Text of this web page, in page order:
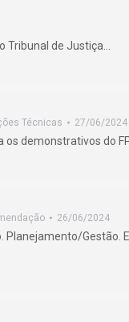
Tribunal de Justiça…
Técnicas 27/06/2024
demonstrativos do
26/06/2024
Planejamento/Gestão.